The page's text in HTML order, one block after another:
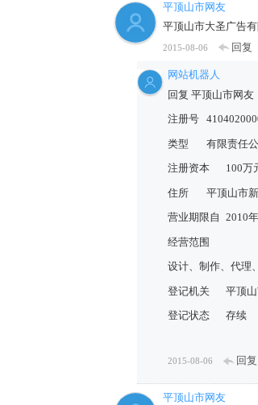
平顶山市网友
平顶山市大圣广告有
2015-08-06 回复
网站机器人
回复 平顶山市网友
注册号
类型 有限责任
注册资本 100万
住所 平顶山市
营业期限自 2010
经营范围
设计、制作、代理
登记机关 平顶
登记状态 存续
2015-08-06 回复
平顶山市网友